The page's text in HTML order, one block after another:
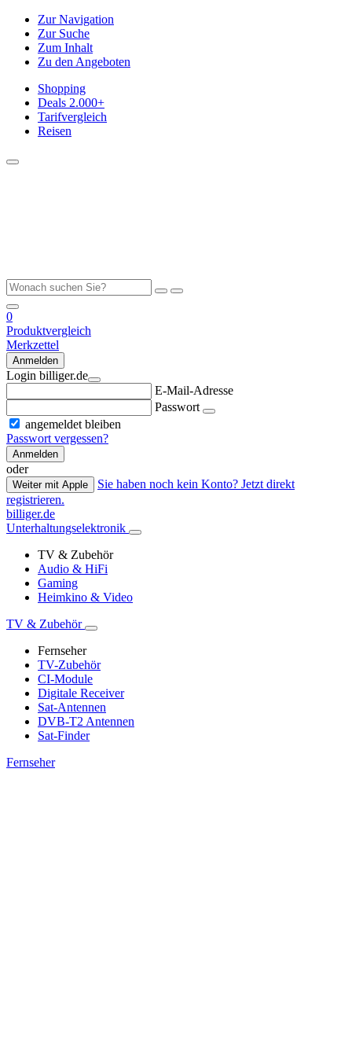
Zur Navigation
Zur Suche
Zum Inhalt
Zu den Angeboten
Shopping
Deals 2.000+
Tarifvergleich
Reisen
0
Produktvergleich
Merkzettel
Anmelden
Login billiger.de
E-Mail-Adresse
Passwort
angemeldet bleiben
Passwort vergessen?
Anmelden
oder
Weiter mit Apple
Sie haben noch kein Konto? Jetzt direkt
registrieren.
billiger.de
Unterhaltungselektronik
TV & Zubehör
Audio & HiFi
Gaming
Heimkino & Video
TV & Zubehör
Fernseher
TV-Zubehör
CI-Module
Digitale Receiver
Sat-Antennen
DVB-T2 Antennen
Sat-Finder
Fernseher